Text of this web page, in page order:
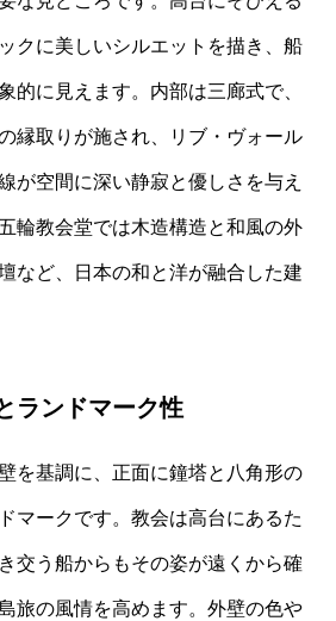
クに美しいシルエットを描き、船
的に見えます。内部は三廊式で、
縁取りが施され、リブ・ヴォール
が空間に深い静寂と優しさを与え
輪教会堂では木造構造と和風の外
など、日本の和と洋が融合した建
ランドマーク性
を基調に、正面に鐘塔と八角形の
マークです。教会は高台にあるた
交う船からもその姿が遠くから確
旅の風情を高めます。外壁の色や